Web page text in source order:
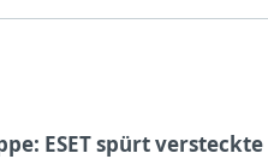
ESET spürt